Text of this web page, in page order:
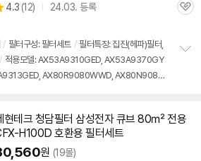
4.3 (상
12) 24.03. 등록
관
/ 필터구성: 필터세트 / 필터특징: 집진(헤파)필터,
/ 적용모델: AX53A9310GED, AX53A9370GY
AX80R9080WWD, AX80N9080
기
현테크 청담필터 삼성전자 큐브 80㎡ 전용
H100D 호환용 필터세트
원 (19몰)